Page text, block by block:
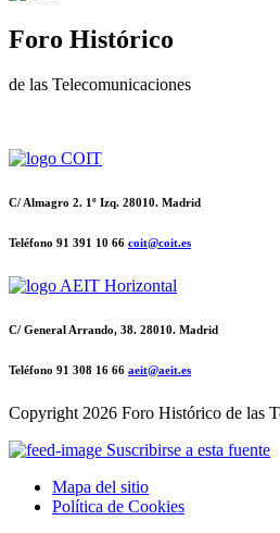
Foro Histórico
de las Telecomunicaciones
C/ Almagro 2. 1º Izq. 28010. Madrid
Teléfono 91 391 10 66 coit@coit.es
C/ General Arrando, 38. 28010. Madrid
Teléfono 91 308 16 66 aeit@aeit.es
Copyright 2026 Foro Histórico de las
Suscribirse a esta fuente
Mapa del sitio
Política de Cookies